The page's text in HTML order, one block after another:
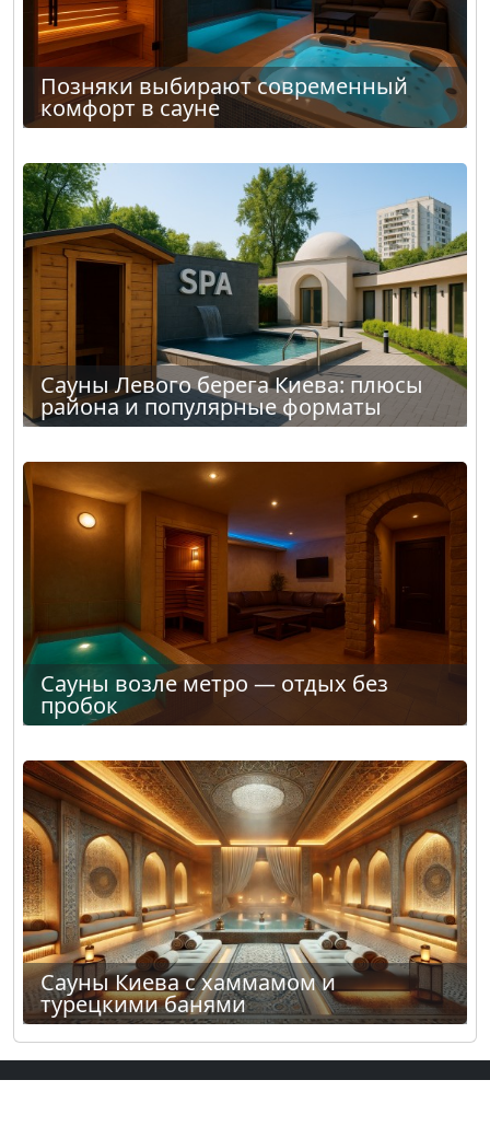
Позняки выбирают современный
комфорт в сауне
Сауны Левого берега Киева: плюсы
района и популярные форматы
Сауны возле метро — отдых без
пробок
Сауны Киева с хаммамом и
турецкими банями